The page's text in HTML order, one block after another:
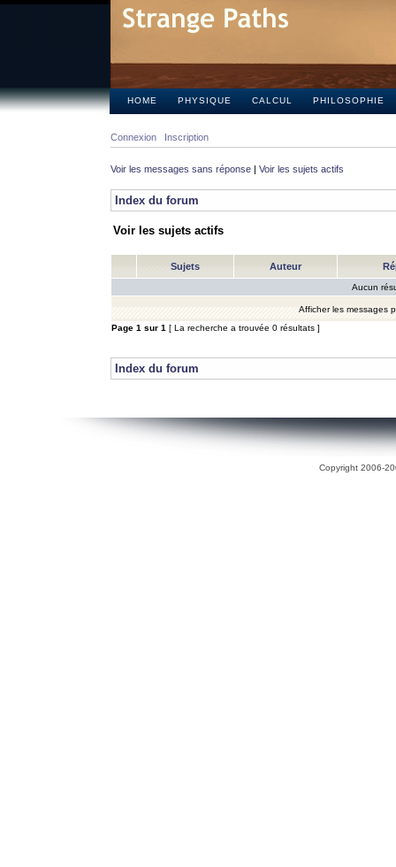
HOME PHYSIQUE CALCUL PHILOSOPHIE
Connexion Inscription
Voir les messages sans réponse | Voir les sujets actifs
Index du forum
Voir les sujets actifs
Sujets Auteur
Aucun
Afficher les messages
Page 1 sur 1 [ La recherche a trouvée 0 résultats ]
Index du forum
Copyright 2006-